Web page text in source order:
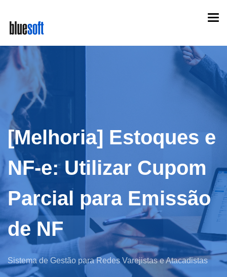
main
content
[Melhoria] Estoques e
NF-e: Utilizar Cupom
Parcial para Emissão
de NF
Sistema de Gestão para Redes Varejistas e Atacadistas